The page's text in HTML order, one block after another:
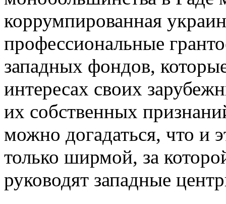
коррумпированная
профессиональные
западных фондов,
интересах своих
их собственных
можно догадаться, что и
только ширмой, за
руководят западные